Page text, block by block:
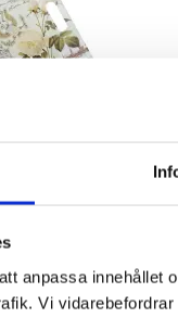
anpassa innehållet
Vi